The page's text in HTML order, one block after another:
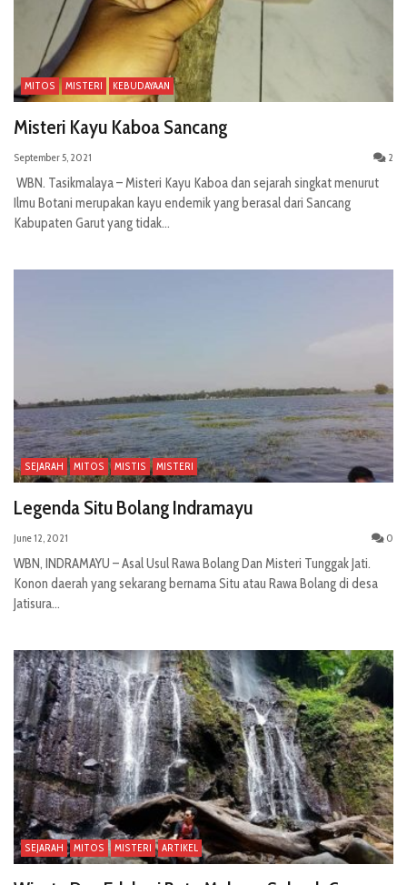
MITOS MISTERI KEBUDAYAAN
Misteri Kayu Kaboa Sancang
September 5, 2021 2
WBN. Tasikmalaya – Misteri Kayu Kaboa dan sejarah singkat menurut
Ilmu Botani merupakan kayu endemik yang berasal dari Sancang
Kabupaten Garut yang tidak...
SEJARAH MITOS MISTIS MISTERI
Legenda Situ Bolang Indramayu
June 12, 2021 0
WBN, INDRAMAYU – Asal Usul Rawa Bolang Dan Misteri Tunggak Jati.
Konon daerah yang sekarang bernama Situ atau Rawa Bolang di desa
Jatisura...
SEJARAH MITOS MISTERI ARTIKEL